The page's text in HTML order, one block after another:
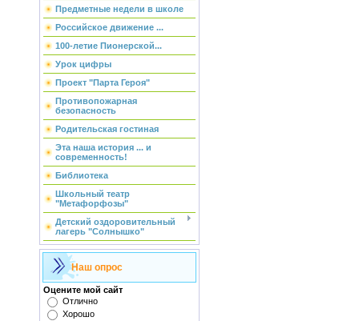
Предметные недели в школе
Российское движение ...
100-летие Пионерской...
Урок цифры
Проект "Парта Героя"
Противопожарная
безопасность
Родительская гостиная
Эта наша история ... и
современность!
Библиотека
Школьный театр
"Метафорфозы"
Детский оздоровительный
лагерь "Солнышко"
Наш опрос
Оцените мой сайт
Отлично
Хорошо